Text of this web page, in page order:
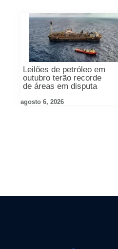
Leilões de petróleo em
outubro terão recorde
de áreas em disputa
agosto 6, 2026